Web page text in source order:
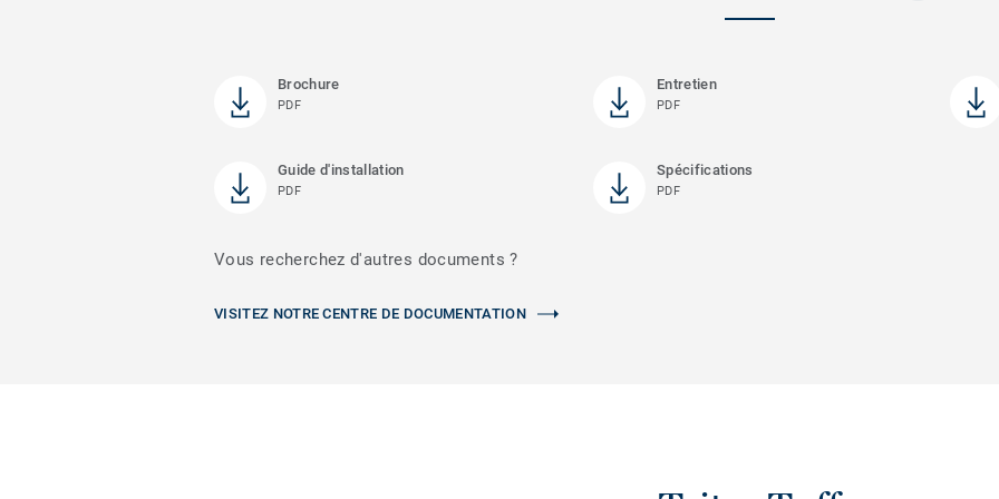
Brochure
PDF
Entretien
PDF
Guide d'installation
PDF
Spécifications
PDF
Vous recherchez d'autres documents ?
VISITEZ NOTRE CENTRE DE DOCUMENTATION